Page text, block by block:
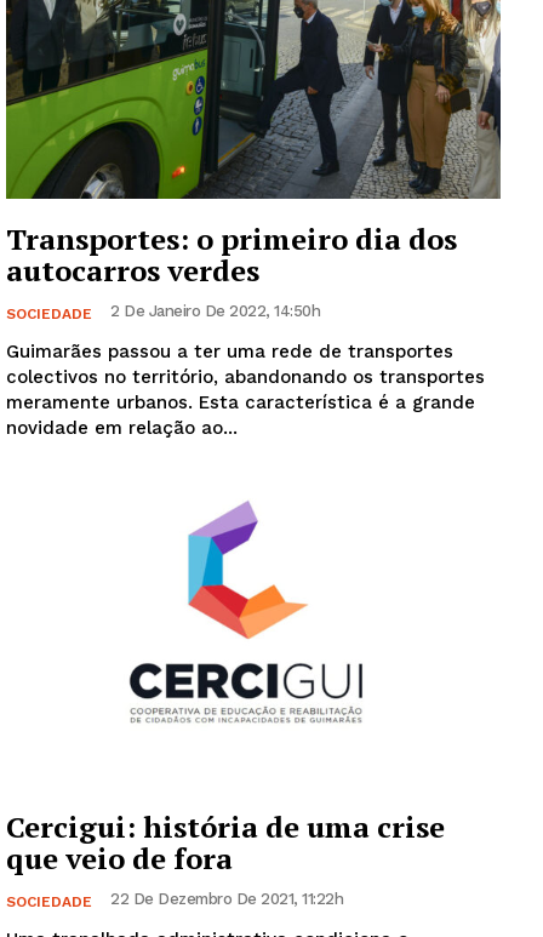
Transportes: o primeiro dia dos
autocarros verdes
SOCIEDADE 2 De Janeiro De 2022, 14:50h
Guimarães passou a ter uma rede de transportes
colectivos no território, abandonando os transportes
meramente urbanos. Esta característica é a grande
novidade em relação ao...
Cercigui: história de uma crise
que veio de fora
SOCIEDADE 22 De Dezembro De 2021, 11:22h